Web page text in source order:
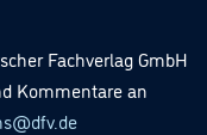
Fachverlag GmbH
Kommentare an